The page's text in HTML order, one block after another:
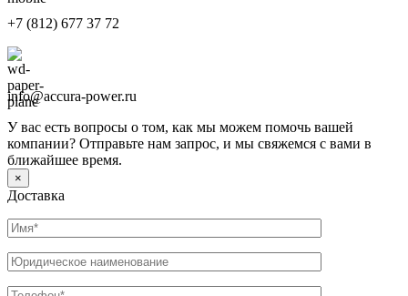
+7 (812) 677 37 72
info@accura-power.ru
У вас есть вопросы о том, как мы можем помочь вашей
компании? Отправьте нам запрос, и мы свяжемся с вами в
ближайшее время.
×
Доставка